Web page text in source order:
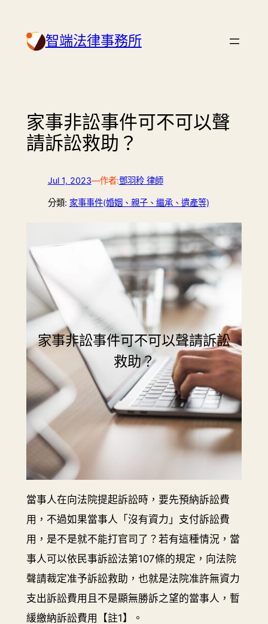
content 智端法律事務所
家事非訟事件可不可以聲
請訴訟救助？
Jul 1, 2023—作者:鄧羽秢 律師
分類: 家事事件(婚姻、親子、繼承、遺產等)
家事非訟事件可不可以聲請訴訟
救助？
當事人在向法院提起訴訟時，要先預納訴訟費
用，不過如果當事人「沒有資力」支付訴訟費
用，是不是就不能打官司了？若有這種情況，當
事人可以依民事訴訟法第107條的規定，向法院
聲請裁定准予訴訟救助，也就是法院准許無資力
支出訴訟費用且不是顯無勝訴之望的當事人，暫
緩繳納訴訟費用【註1】。